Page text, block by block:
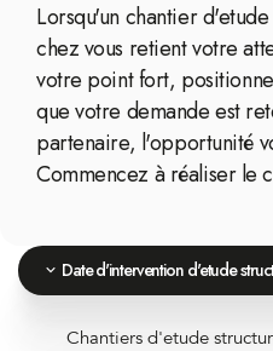
Lorsqu'un chantier
chez vous retient votre
votre point fort,
que votre demande est
partenaire, l'opportunité
Commencez à réaliser le
Date d'intervention d'etude
Chantiers d'etude